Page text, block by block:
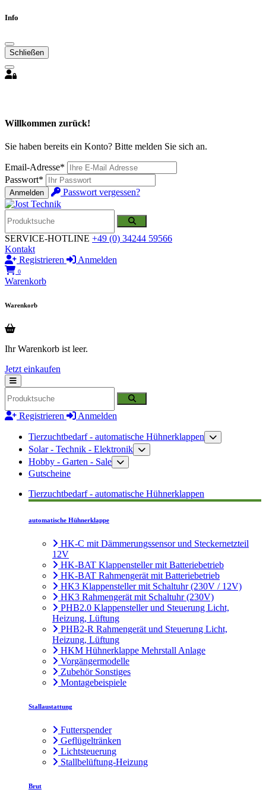
Info
Schließen
Willkommen zurück!
Sie haben bereits ein Konto? Bitte melden Sie sich an.
Email-Adresse*
Passwort*
Anmelden Passwort vergessen?
SERVICE-HOTLINE +49 (0) 34244 59566
Kontakt
Registrieren
Anmelden
0
Warenkorb
Warenkorb
Ihr Warenkorb ist leer.
Jetzt einkaufen
Registrieren Anmelden
Tierzuchtbedarf - automatische Hühnerklappen
Solar - Technik - Elektronik
Hobby - Garten - Sale
Gutscheine
Tierzuchtbedarf - automatische Hühnerklappen
automatische Hühnerklappe
HK-C mit Dämmerungssensor und Steckernetzteil
12V
HK-BAT Klappensteller mit Batteriebetrieb
HK-BAT Rahmengerät mit Batteriebetrieb
HK3 Klappensteller mit Schaltuhr (230V / 12V)
HK3 Rahmengerät mit Schaltuhr (230V)
PHB2.0 Klappensteller und Steuerung Licht,
Heizung, Lüftung
PHB2-R Rahmengerät und Steuerung Licht,
Heizung, Lüftung
HKM Hühnerklappe Mehrstall Anlage
Vorgängermodelle
Zubehör Sonstiges
Montagebeispiele
Stallaustattung
Futterspender
Geflügeltränken
Lichtsteuerung
Stallbelüftung-Heizung
Brut